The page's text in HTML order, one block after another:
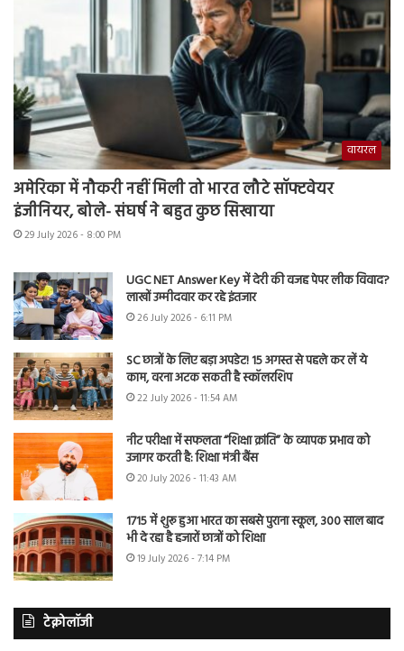
वायरल
अमेरिका में नौकरी नहीं मिली तो भारत लौटे सॉफ्टवेयर
इंजीनियर, बोले- संघर्ष ने बहुत कुछ सिखाया
29 July 2026 - 8:00 PM
UGC NET Answer Key में देरी की वजह पेपर लीक विवाद?
लाखों उम्मीदवार कर रहे इंतजार
26 July 2026 - 6:11 PM
SC छात्रों के लिए बड़ा अपडेट! 15 अगस्त से पहले कर लें ये
काम, वरना अटक सकती है स्कॉलरशिप
22 July 2026 - 11:54 AM
नीट परीक्षा में सफलता “शिक्षा क्रांति” के व्यापक प्रभाव को
उजागर करती है: शिक्षा मंत्री बैंस
20 July 2026 - 11:43 AM
1715 में शुरू हुआ भारत का सबसे पुराना स्कूल, 300 साल बाद
भी दे रहा है हजारों छात्रों को शिक्षा
19 July 2026 - 7:14 PM
टेक्नोलॉजी